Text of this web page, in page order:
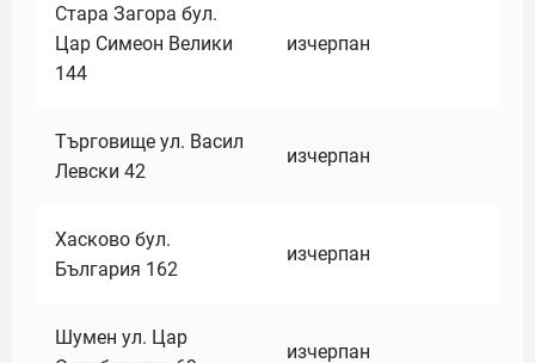
Стара Загора бул.
Цар Симеон Велики
144
изчерпан
Търговище ул. Васил
Левски 42
изчерпан
Хасково бул.
България 162
изчерпан
Шумен ул. Цар
изчерпан